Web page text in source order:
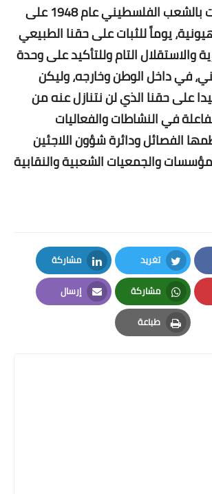
الاليمة" التي حلت بالشعب الفلسطيني عام 1948 على
يوماً للثبات على حقنا الطبيعي
والاستقلال التام وللتأكيد على وحدة
في داخل الوطن وخارجه، وليكن
على حقنا الذي لن نتنازل عنه من
في النشاطات والفعاليات
الفصائل ودائرة شؤون اللاجئين
والجمعيات الشعبية والنقابية
تغريد
Twitter
مشاركة
LinkedIn
مشاركة
Whatsapp
إرسال
Email
طباعة
Print